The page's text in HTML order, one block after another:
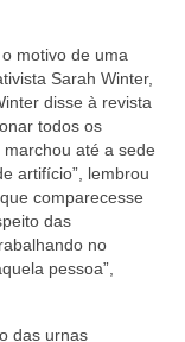
motivo de uma
Sarah Winter,
disse à revista
todos os
até a sede
artifício”, lembrou
comparecesse
das
no
pessoa”,
das urnas